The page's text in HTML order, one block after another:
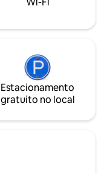
Estacionamento
gratuito no local